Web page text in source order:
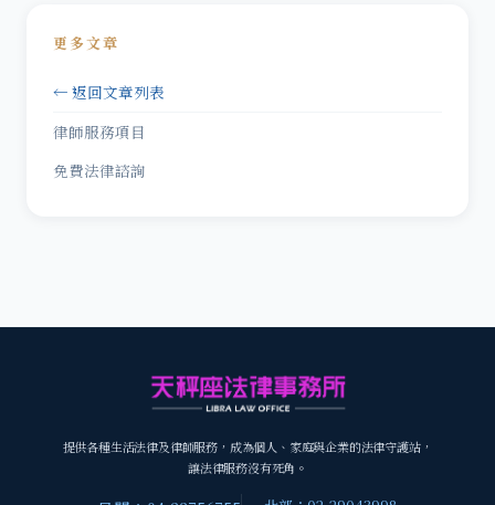
更多文章
← 返回文章列表
律師服務項目
免費法律諮詢
提供各種生活法律及律師服務，成為個人、家庭與企業的法律守護站，
讓法律服務沒有死角。